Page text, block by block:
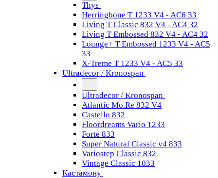
Thys
Herringbone T 1233 V4 - AC6 33
Living T Classic 832 V4 - AC4 32
Living T Embossed 832 V4 - AC4 32
Lounge+ T Embossed 1233 V4 - AC5
33
X-Treme T 1233 V4 - AC5 33
Ultradecor / Kronospan
Ultradecor / Kronospan
Atlantic Mo.Re 832 V4
Castello 832
Floordreams Vario 1233
Forte 833
Super Natural Classic v4 833
Variostep Classic 832
Vintage Classic 1033
Кастамону